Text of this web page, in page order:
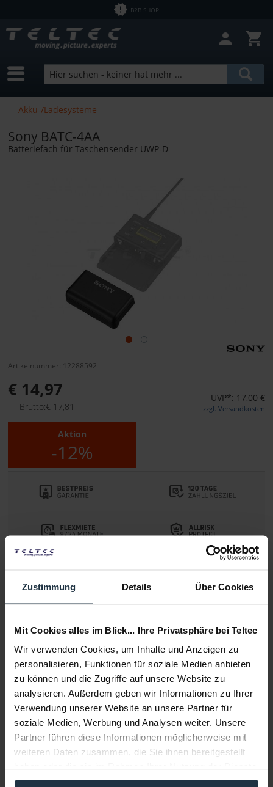
Zustimmung Details Über Cookies
Mit Cookies alles im Blick... Ihre Privatsphäre bei Teltec
Wir verwenden Cookies, um Inhalte und Anzeigen zu
personalisieren, Funktionen für soziale Medien anbieten
zu können und die Zugriffe auf unsere Website zu
analysieren. Außerdem geben wir Informationen zu Ihrer
Verwendung unserer Website an unsere Partner für
soziale Medien, Werbung und Analysen weiter. Unsere
Partner führen diese Informationen möglicherweise mit
weiteren Daten zusammen, die Sie ihnen bereitgestellt
gesammelt haben.
B2B SHOP
Akku-/Ladesysteme
Sony BATC-4AA
Batteriefach für Taschensender UWP-D
Artikelnummer: 12288592
€ 14,97
Brutto:€ 17,81
UVP*: 17,00 €
zzgl. Versandkosten
Aktion
-12%
In den Warenkorb
Beschreibung
Das Sony BATC-4AA ermöglicht einen schnellen und
bequemen Batteriewechsel bei Verwendung des...mehr